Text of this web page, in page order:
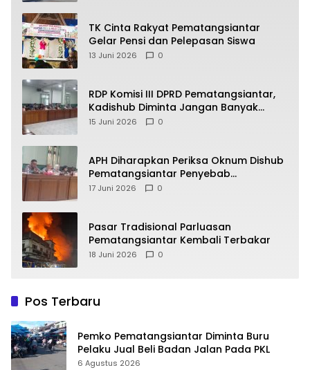
TK Cinta Rakyat Pematangsiantar
Gelar Pensi dan Pelepasan Siswa
13 Juni 2026 0
RDP Komisi III DPRD Pematangsiantar,
Kadishub Diminta Jangan Banyak
Alasan
15 Juni 2026 0
APH Diharapkan Periksa Oknum Dishub
Pematangsiantar Penyebab
Kebocoran PAD Retribusi Parkir
17 Juni 2026 0
Pasar Tradisional Parluasan
Pematangsiantar Kembali Terbakar
18 Juni 2026 0
Pos Terbaru
Pemko Pematangsiantar Diminta Buru
Pelaku Jual Beli Badan Jalan Pada PKL
6 Agustus 2026